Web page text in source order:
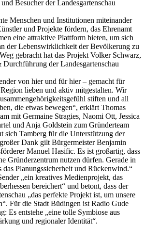
Besucher der Landesgartenschau
Menschen und Institutionen miteinander
und Projekte fördern, das Ehrenamt
eine attraktive Plattform bieten, um sich
der Lebenswirklichkeit der Bevölkerung zu
gebracht hat das Projekt Volker Schwarz,
der Landesgartenschau
von hier und für hier – gemacht für
lieben und aktiv mitgestalten. Wir
stiften und all
die etwas bewegen“, erklärt Thomas
mit Germaine Stragies, Naomi Ott, Jessica
und Anja Goldstein zum Gründerteam
sich Tamberg für die Unterstützung der
Dank gilt Bürgermeister Benjamin
Manuel Hasific. Es ist großartig, dass
Gründerzentrum nutzen dürfen. Gerade in
das Planungssicherheit und Rückenwind.“
„ein kreatives Medienprojekt, das
bereichert“ und betont, dass der
„das perfekte Projekt ist, um unsere
Für die Stadt Büdingen ist Radio Gude
Es entstehe „eine tolle Symbiose aus
und regionaler Identität“.